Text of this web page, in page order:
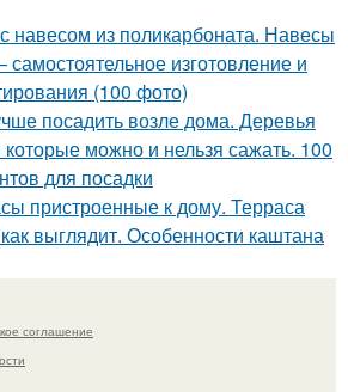
навесом из поликарбоната. Навесы
изготовление и
(100 фото)
посадить возле дома. Деревья
можно и нельзя сажать. 100
для посадки
пристроенные к дому. Терраса
выглядит. Особенности каштана
соглашение